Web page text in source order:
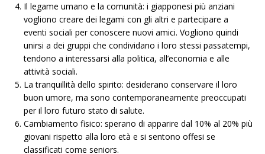
Il legame umano e la comunità: i giapponesi più anziani
vogliono creare dei legami con gli altri e partecipare a
eventi sociali per conoscere nuovi amici. Vogliono quindi
unirsi a dei gruppi che condividano i loro stessi passatempi,
tendono a interessarsi alla politica, all’economia e alle
attività sociali.
La tranquillità dello spirito: desiderano conservare il loro
buon umore, ma sono contemporaneamente preoccupati
per il loro futuro stato di salute.
Cambiamento fisico: sperano di apparire dal 10% al 20% più
giovani rispetto alla loro età e si sentono offesi se
classificati come seniors.